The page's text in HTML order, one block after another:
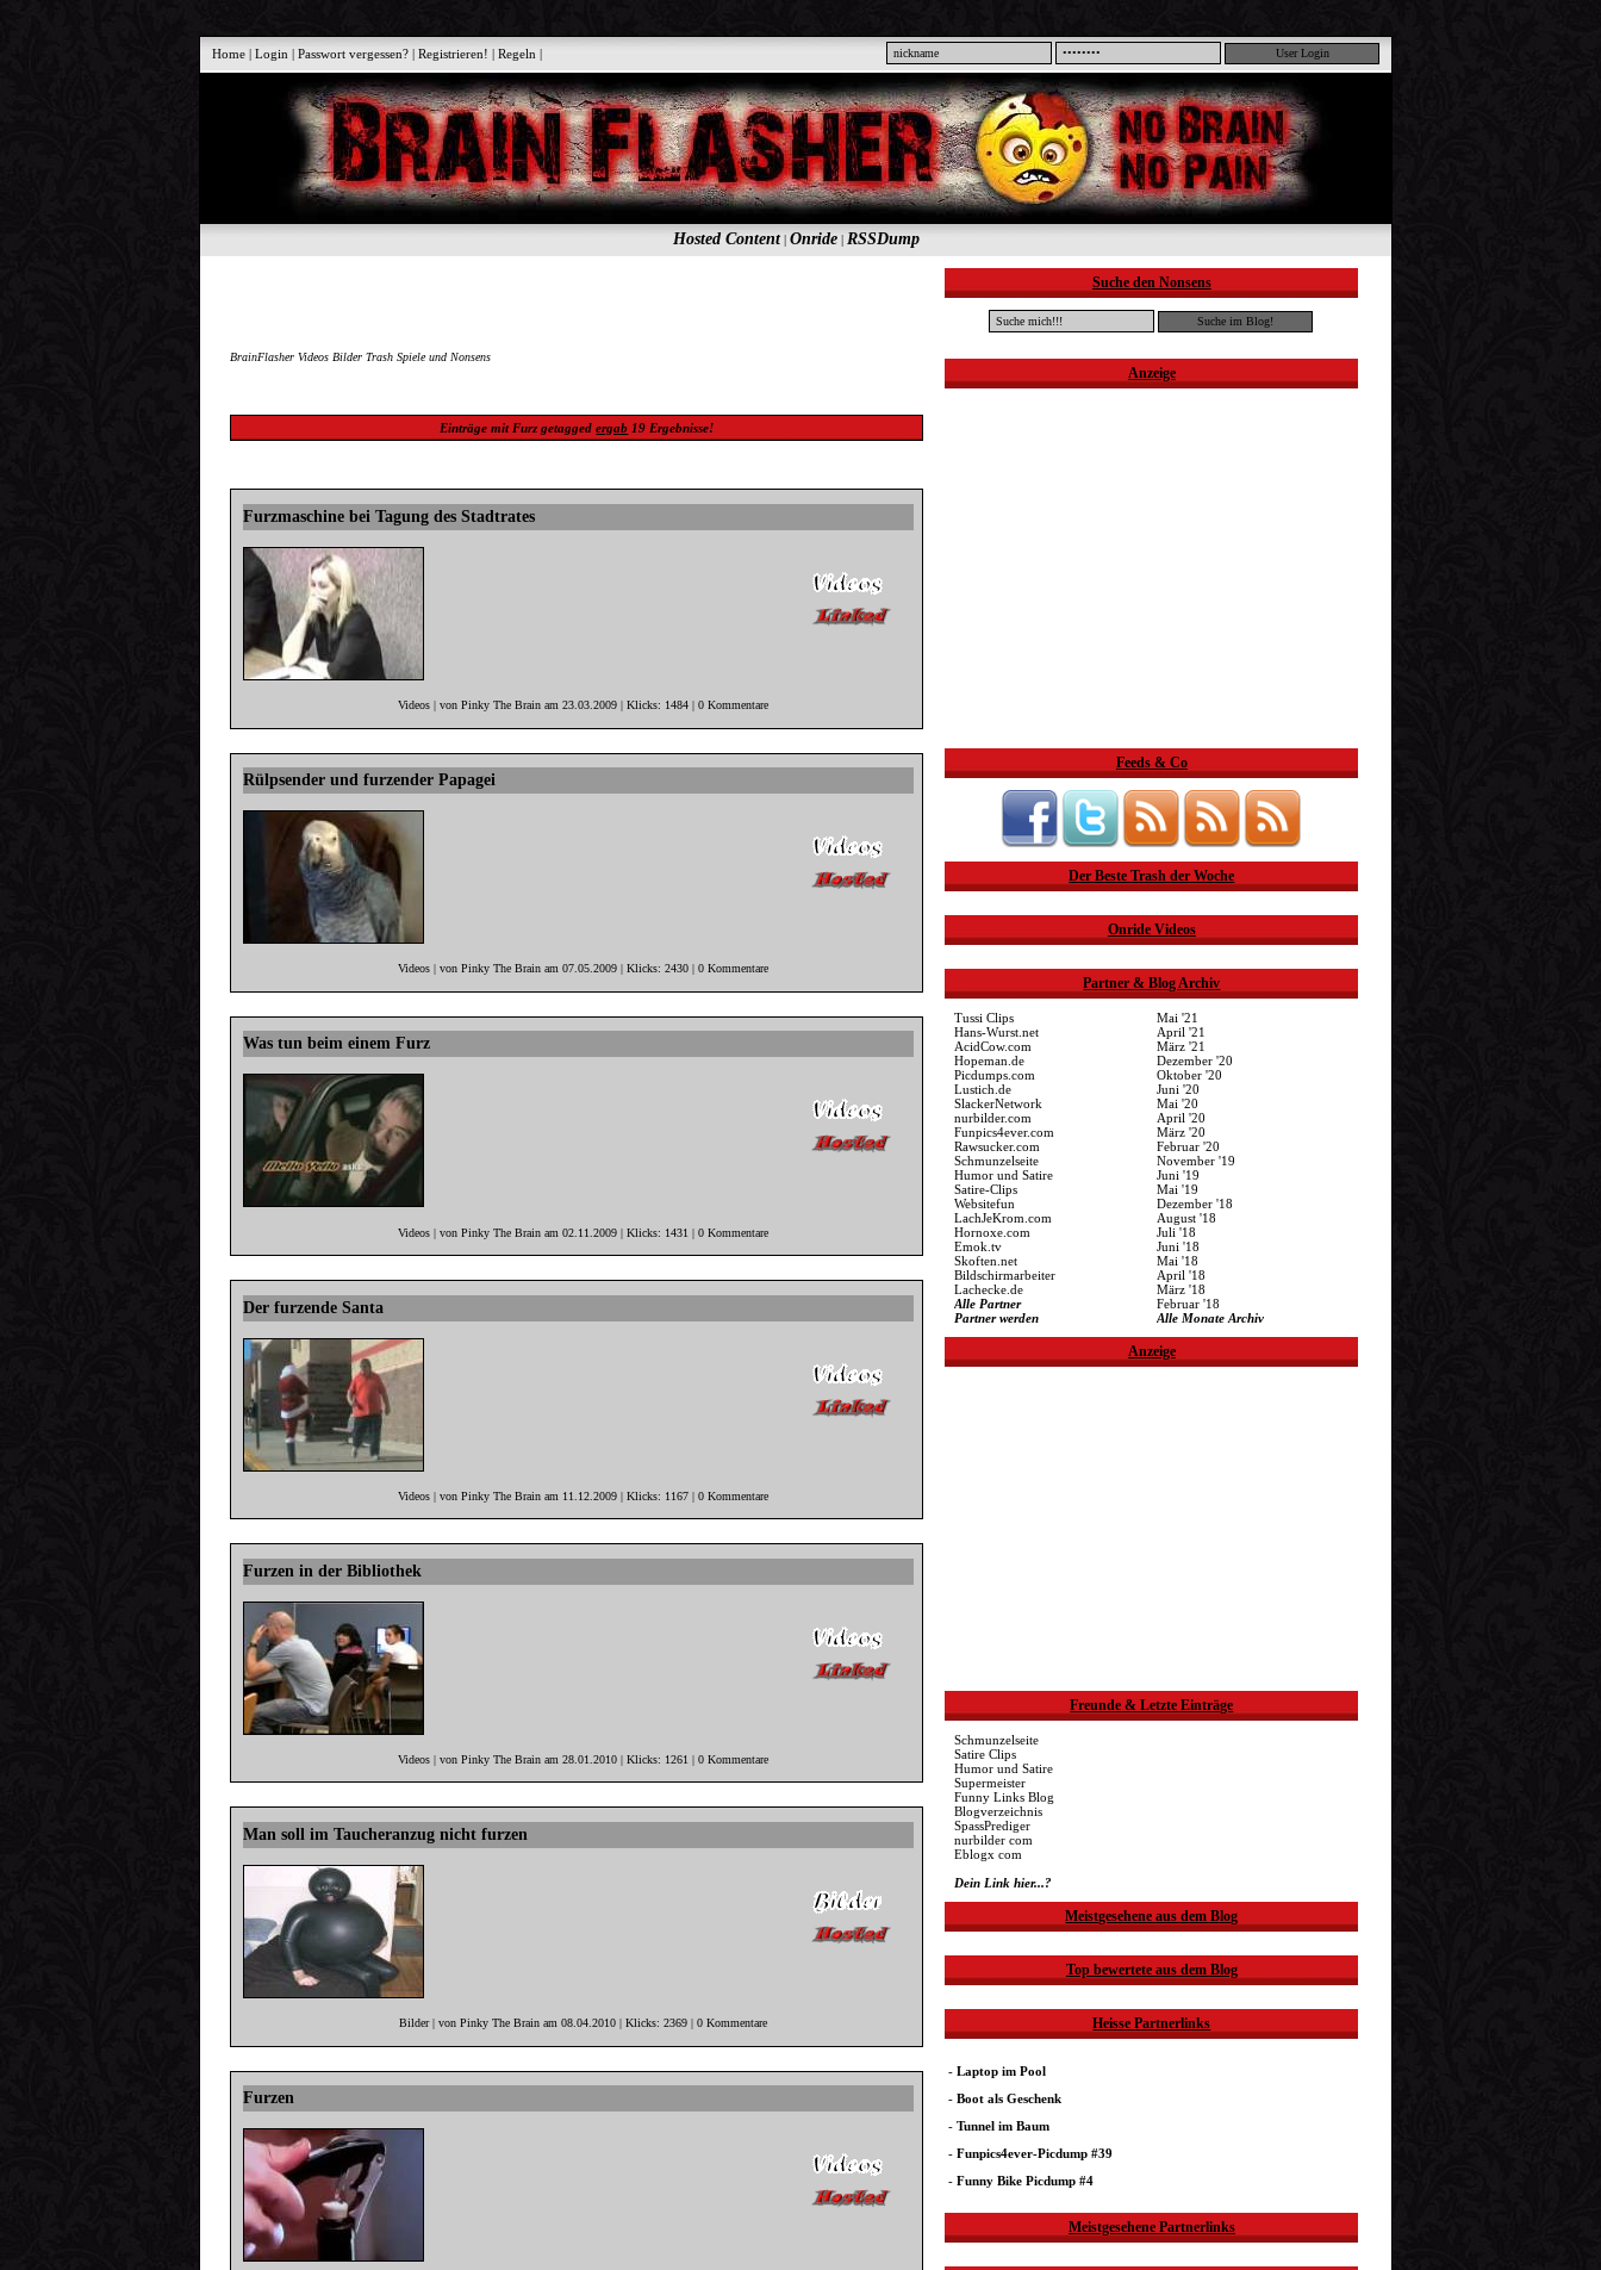
Home |Login |Passwort vergessen? |Registrieren! |Regeln |
Hosted Content| Onride| RSSDump
BrainFlasher Videos Bilder Trash Spiele und Nonsens
Einträge mit Furz getaggedergab 19 Ergebnisse!
Furzmaschine bei Tagung des Stadtrates
Videos | von Pinky The Brain am 23.03.2009 | Klicks: 1484 | 0 Kommentare
Rülpsender und furzender Papagei
Videos | von Pinky The Brain am 07.05.2009 | Klicks: 2430 | 0 Kommentare
Was tun beim einem Furz
Videos | von Pinky The Brain am 02.11.2009 | Klicks: 1431 | 0 Kommentare
Der furzende Santa
Videos | von Pinky The Brain am 11.12.2009 | Klicks: 1167 | 0 Kommentare
Furzen in der Bibliothek
Videos | von Pinky The Brain am 28.01.2010 | Klicks: 1261 | 0 Kommentare
Man soll im Taucheranzug nicht furzen
Bilder | von Pinky The Brain am 08.04.2010 | Klicks: 2369 | 0 Kommentare
Furzen
Suche den Nonsens
Anzeige
Feeds & Co
Der Beste Trash der Woche
Onride Videos
Partner & Blog Archiv
Tussi Clips
Hans-Wurst.net
AcidCow.com
Hopeman.de
Picdumps.com
Lustich.de
SlackerNetwork
nurbilder.com
Funpics4ever.com
Rawsucker.com
Schmunzelseite
Humor und Satire
Satire-Clips
Websitefun
LachJeKrom.com
Hornoxe.com
Emok.tv
Skoften.net
Bildschirmarbeiter
Lachecke.de
Alle Partner
Partner werden
Mai '21
April '21
März '21
Dezember '20
Oktober '20
Juni '20
Mai '20
April '20
März '20
Februar '20
November '19
Juni '19
Mai '19
Dezember '18
August '18
Juli '18
Juni '18
Mai '18
April '18
März '18
Februar '18
Alle Monate Archiv
Anzeige
Freunde & Letzte Einträge
Schmunzelseite
Satire Clips
Humor und Satire
Supermeister
Funny Links Blog
Blogverzeichnis
SpassPrediger
nurbilder com
Eblogx com
Dein Link hier...?
Meistgesehene aus dem Blog
Top bewertete aus dem Blog
Heisse Partnerlinks
-Laptop im Pool
-Boot als Geschenk
-Tunnel im Baum
-Funpics4ever-Picdump #39
-Funny Bike Picdump #4
Meistgesehene Partnerlinks